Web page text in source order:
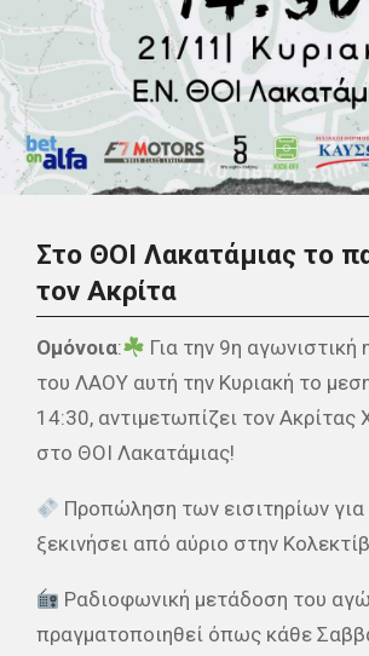
Στο ΘΟΙ Λακατάμιας το
τον Ακρίτα
Ομόνοια:
Για την 9η
του ΛΑΟΥ αυτή την Κυριακή το
14:30, αντιμετωπίζει τον Ακρίτας
στο ΘΟΙ Λακατάμιας!
Προπώληση των εισιτηρίων
ξεκινήσει από αύριο στην
Ραδιοφωνική μετάδοση του
πραγματοποιηθεί όπως κάθε